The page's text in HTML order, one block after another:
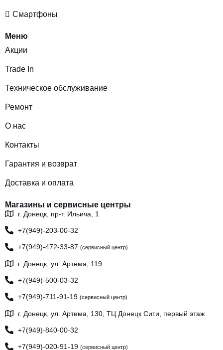
Смартфоны
Меню
Акции
Trade In
Техническое обслуживание
Ремонт
О нас
Контакты
Гарантия и возврат
Доставка и оплата
Магазины и сервисные центры
г. Донецк, пр-т. Ильича, 1
+7(949)-203-00-32
+7(949)-472-33-87(сервисный центр)
г. Донецк, ул. Артема, 119
+7(949)-500-03-32
+7(949)-711-91-19(сервисный центр)
г. Донецк, ул. Артема, 130, ТЦ Донецк Сити, первый этаж
+7(949)-840-00-32
+7(949)-020-91-19(сервисный центр)